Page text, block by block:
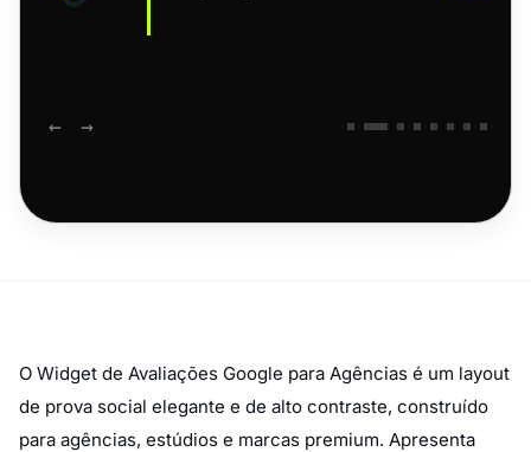
O Widget de Avaliações Google para Agências é um layout
de prova social elegante e de alto contraste, construído
para agências, estúdios e marcas premium. Apresenta